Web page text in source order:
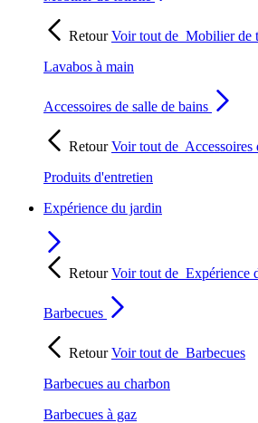
RetourVoir tout de Mobilier de
Lavabos à main
Accessoires de salle de bains
RetourVoir tout de Accessoires
Produits d'entretien
Expérience du jardin
RetourVoir tout de Expérience
Barbecues
RetourVoir tout de Barbecues
Barbecues au charbon
Barbecues à gaz